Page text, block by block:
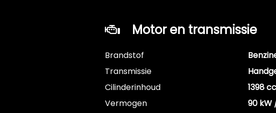
Motor en transmissie
Brandstof
Transmissie
Cilinderinhoud
1398 cc
Vermogen
90 kW